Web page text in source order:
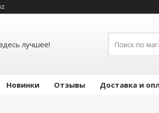
лучшее!
Новинки Отзывы Доставка и